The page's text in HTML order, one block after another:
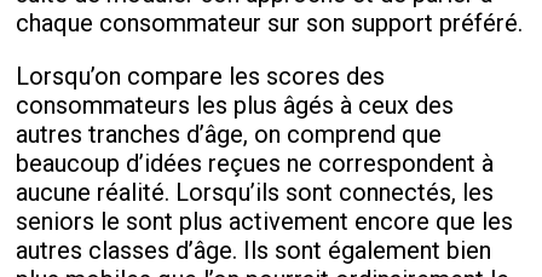
chaque consommateur sur son support préféré.
Lorsqu’on compare les scores des
consommateurs les plus âgés à ceux des
autres tranches d’âge, on comprend que
beaucoup d’idées reçues ne correspondent à
aucune réalité. Lorsqu’ils sont connectés, les
seniors le sont plus activement encore que les
autres classes d’âge. Ils sont également bien